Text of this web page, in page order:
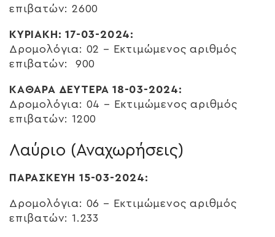
επιβατών: 2600
ΚΥΡΙΑΚΉ: 17-03-2024:
Δρομολόγια: 02 – Εκτιμώμενος αριθμός
επιβατών: 900
ΚΑΘΑΡΑ ΔΕΥΤΕΡΑ 18-03-2024:
Δρομολόγια: 04 – Εκτιμώμενος αριθμός
επιβατών: 1200
Λαύριο (Αναχωρήσεις)
ΠΑΡΑΣΚΕΥΗ 15-03-2024:
Δρομολόγια: 06 – Εκτιμώμενος αριθμός
επιβατών: 1.233